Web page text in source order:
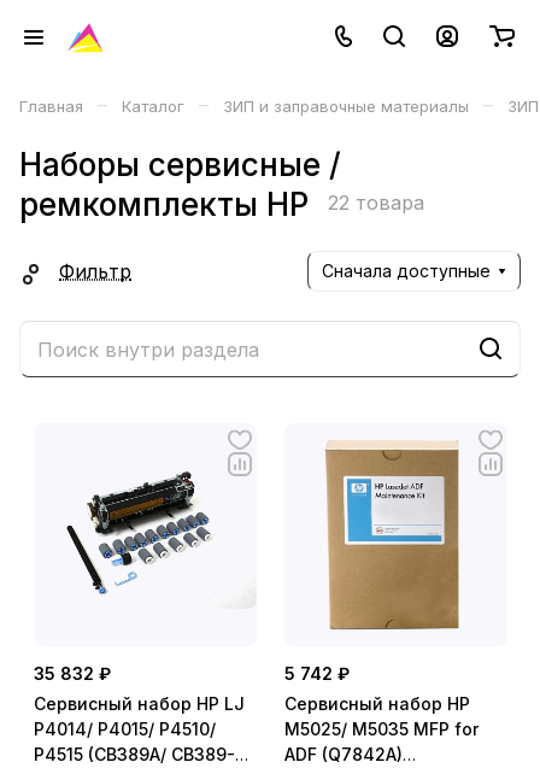
Главная – Каталог – ЗИП и заправочные материалы – ЗИП
Наборы сервисные /
ремкомплекты HP
22 товара
Фильтр Сначала доступные
35 832 ₽
Сервисный набор HP LJ
P4014/ P4015/ P4510/
P4515 (CB389A/ CB389-
5 742 ₽
Сервисный набор HP
M5025/ M5035 MFP for
ADF (Q7842A)